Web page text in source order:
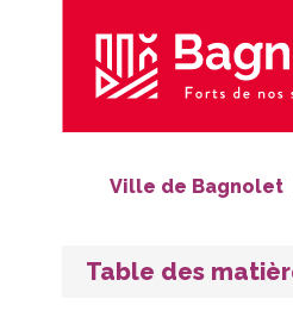
Ville de Bagnolet
Table des